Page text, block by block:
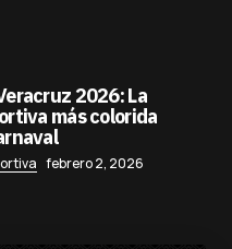
2026: La
más colorida
febrero 2, 2026